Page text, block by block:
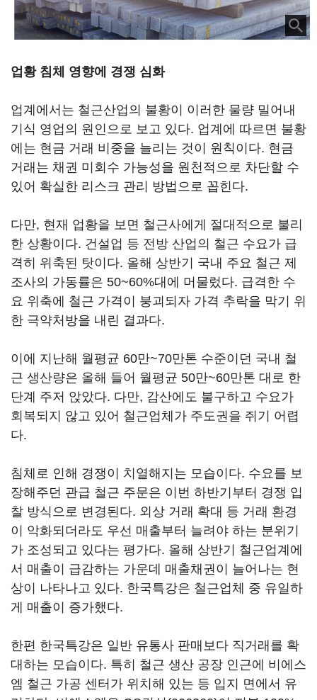
업황 침체 영향에 경쟁 심화
업계에서는 철근산업의 불황이 이러한 물량 밀어내
기식 영업의 원인으로 보고 있다. 업계에 따르면 불황
에는 현금 거래 비중을 늘리는 것이 원칙이다. 현금
거래는 채권 미회수 가능성을 원천적으로 차단할 수
있어 확실한 리스크 관리 방법으로 꼽힌다.
다만, 현재 업황을 보면 철근사에게 절대적으로 불리
한 상황이다. 건설업 등 전방 산업의 철근 수요가 급
격히 위축된 탓이다. 올해 상반기 국내 주요 철근 제
조사의 가동률은 50~60%대에 머물렀다. 급격한 수
요 위축에 철근 가격이 붕괴되자 가격 추락을 막기 위
한 극약처방을 내린 결과다.
이에 지난해 월평균 60만~70만톤 수준이던 국내 철
근 생산량은 올해 들어 월평균 50만~60만톤 대로 한
단계 주저 앉았다. 다만, 감산에도 불구하고 수요가
회복되지 않고 있어 철근업체가 주도권을 쥐기 어렵
다.
침체로 인해 경쟁이 치열해지는 모습이다. 수요를 보
장해주던 관급 철근 주문은 이번 하반기부터 경쟁 입
찰 방식으로 변경된다. 외상 거래 확대 등 거래 환경
이 악화되더라도 우선 매출부터 늘려야 하는 분위기
가 조성되고 있다는 평가다. 올해 상반기 철근업계에
서 매출이 급감하는 가운데 매출채권이 늘어나는 현
상이 나타나고 있다. 한국특강은 철근업체 중 유일하
게 매출이 증가했다.
한편 한국특강은 일반 유통사 판매보다 직거래를 확
대하는 모습이다. 특히 철근 생산 공장 인근에 비에스
엠 철근 가공 센터가 위치해 있는 등 입지 면에서 유